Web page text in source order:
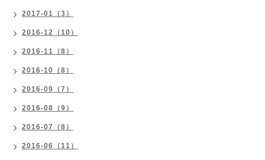
2017-01（3）
2016-12（10）
2016-11（8）
2016-10（8）
2016-09（7）
2016-08（9）
2016-07（8）
2016-06（11）